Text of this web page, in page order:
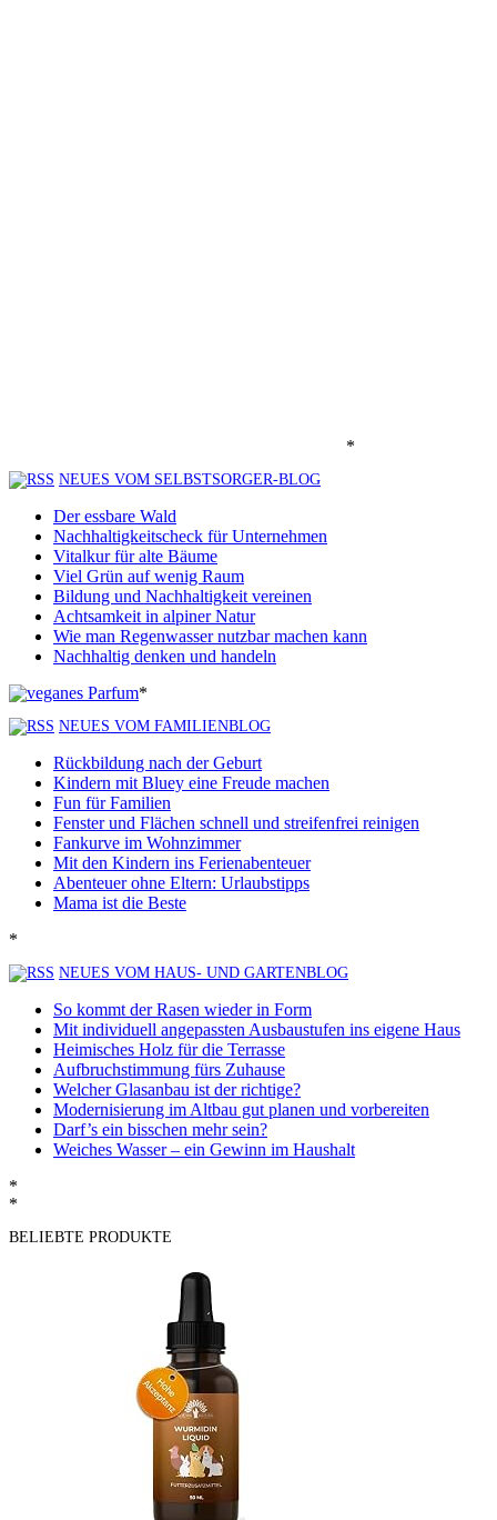
*
NEUES VOM SELBSTSORGER-BLOG
Der essbare Wald
Nachhaltigkeitscheck für Unternehmen
Vitalkur für alte Bäume
Viel Grün auf wenig Raum
Bildung und Nachhaltigkeit vereinen
Achtsamkeit in alpiner Natur
Wie man Regenwasser nutzbar machen kann
Nachhaltig denken und handeln
*
NEUES VOM FAMILIENBLOG
Rückbildung nach der Geburt
Kindern mit Bluey eine Freude machen
Fun für Familien
Fenster und Flächen schnell und streifenfrei reinigen
Fankurve im Wohnzimmer
Mit den Kindern ins Ferienabenteuer
Abenteuer ohne Eltern: Urlaubstipps
Mama ist die Beste
*
NEUES VOM HAUS- UND GARTENBLOG
So kommt der Rasen wieder in Form
Mit individuell angepassten Ausbaustufen ins eigene Haus
Heimisches Holz für die Terrasse
Aufbruchstimmung fürs Zuhause
Welcher Glasanbau ist der richtige?
Modernisierung im Altbau gut planen und vorbereiten
Darf’s ein bisschen mehr sein?
Weiches Wasser – ein Gewinn im Haushalt
*
*
BELIEBTE PRODUKTE